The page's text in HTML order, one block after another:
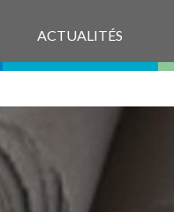
ACTUALITÉS